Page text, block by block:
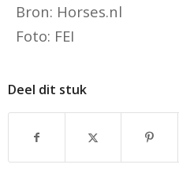
Bron: Horses.nl
Foto: FEI
Deel dit stuk